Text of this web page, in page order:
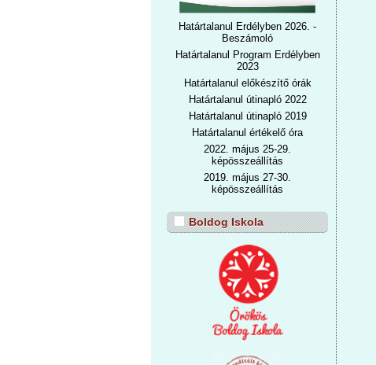
Határtalanul Erdélyben 2026. -
Beszámoló
Határtalanul Program Erdélyben
2023
Határtalanul előkészítő órák
Határtalanul útinapló 2022
Határtalanul útinapl ó 2019
Határtalanul értékelő óra
2022. május 25-29.
képösszeállítás
2019. május 27-30.
képösszeállítás
Boldog Iskola